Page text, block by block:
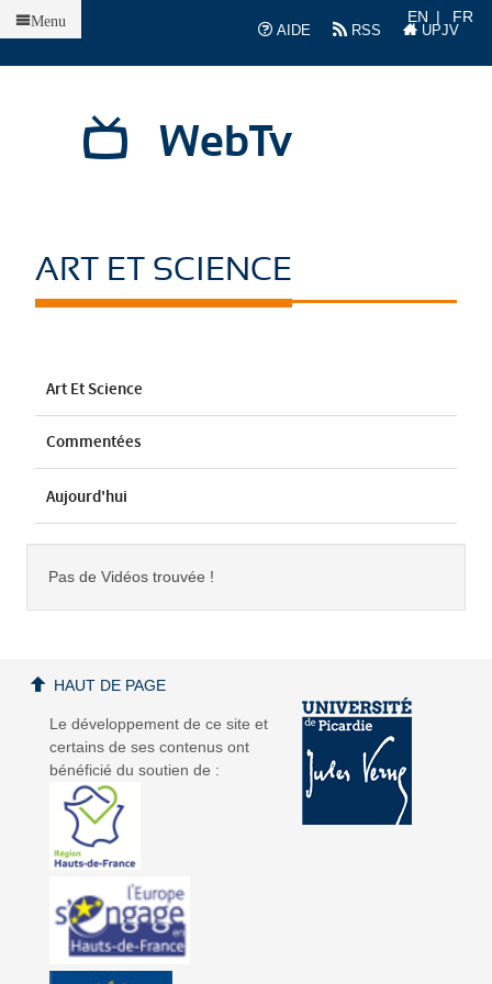
AIDE
RSS UPJV
EN FR
WebTv
Menu
ART ET SCIENCE
Art Et Science
Commentées
Aujourd'hui
Pas de Vidéos trouvée !
Le développement de ce site et
certains de ses contenus ont
bénéficié du soutien de :
HAUT DE PAGE